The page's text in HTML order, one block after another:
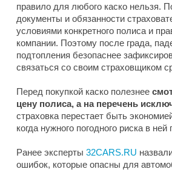
правило для любого каско нельзя.
документы и обязанности
условиями конкретного полиса и
компании. Поэтому после града,
подтопления безопаснее
связаться со своим страховщиком
Перед покупкой каско полезнее
цену полиса, а на перечень
страховка перестает быть
когда нужного погодного риска в ней
Ранее эксперты 32CARS.RU
ошибок, которые опасны для